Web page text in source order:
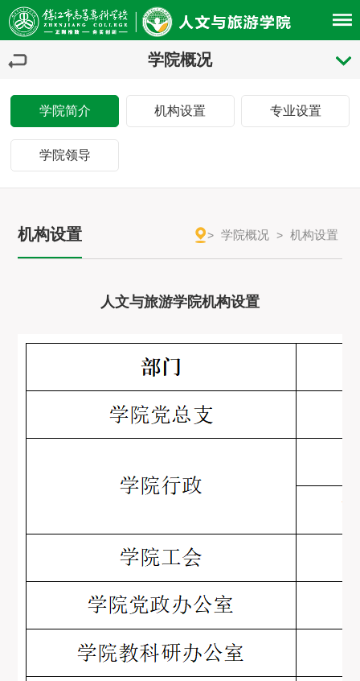
学院概况
学院简介 机构设置 专业设置
学院领导
机构设置 > 学院概况 > 机构设置
人文与旅游学院机构设置